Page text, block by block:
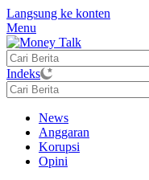
Langsung ke konten
Menu
Indeks
News
Anggaran
Korupsi
Opini